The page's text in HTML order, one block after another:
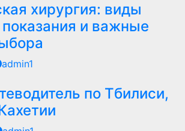
хирургия: виды
и важные
admin1
по Тбилиси,